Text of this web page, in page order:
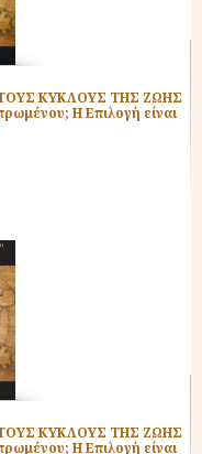
ΚΥΚΛΟΥΣ ΤΗΣ ΖΩΗΣ
Η Επιλογή είναι
ΚΥΚΛΟΥΣ ΤΗΣ ΖΩΗΣ
Η Επιλογή είναι